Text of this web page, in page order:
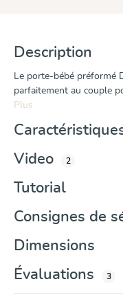
Description
Le porte-bébé préformé
parfaitement au couple
Plus
Video
2
Tutorial
Consignes de
Dimensions
Évaluations
3